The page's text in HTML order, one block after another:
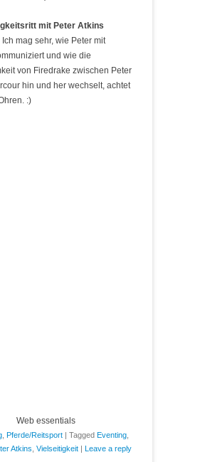
mit Peter Atkins
mag sehr, wie Peter mit
und wie die
von Firedrake zwischen Peter
hin und her wechselt, achtet
:)
Web essentials
Pferde/Reitsport | Tagged Eventing
Atkins Vielseitigkeit | Leave a reply